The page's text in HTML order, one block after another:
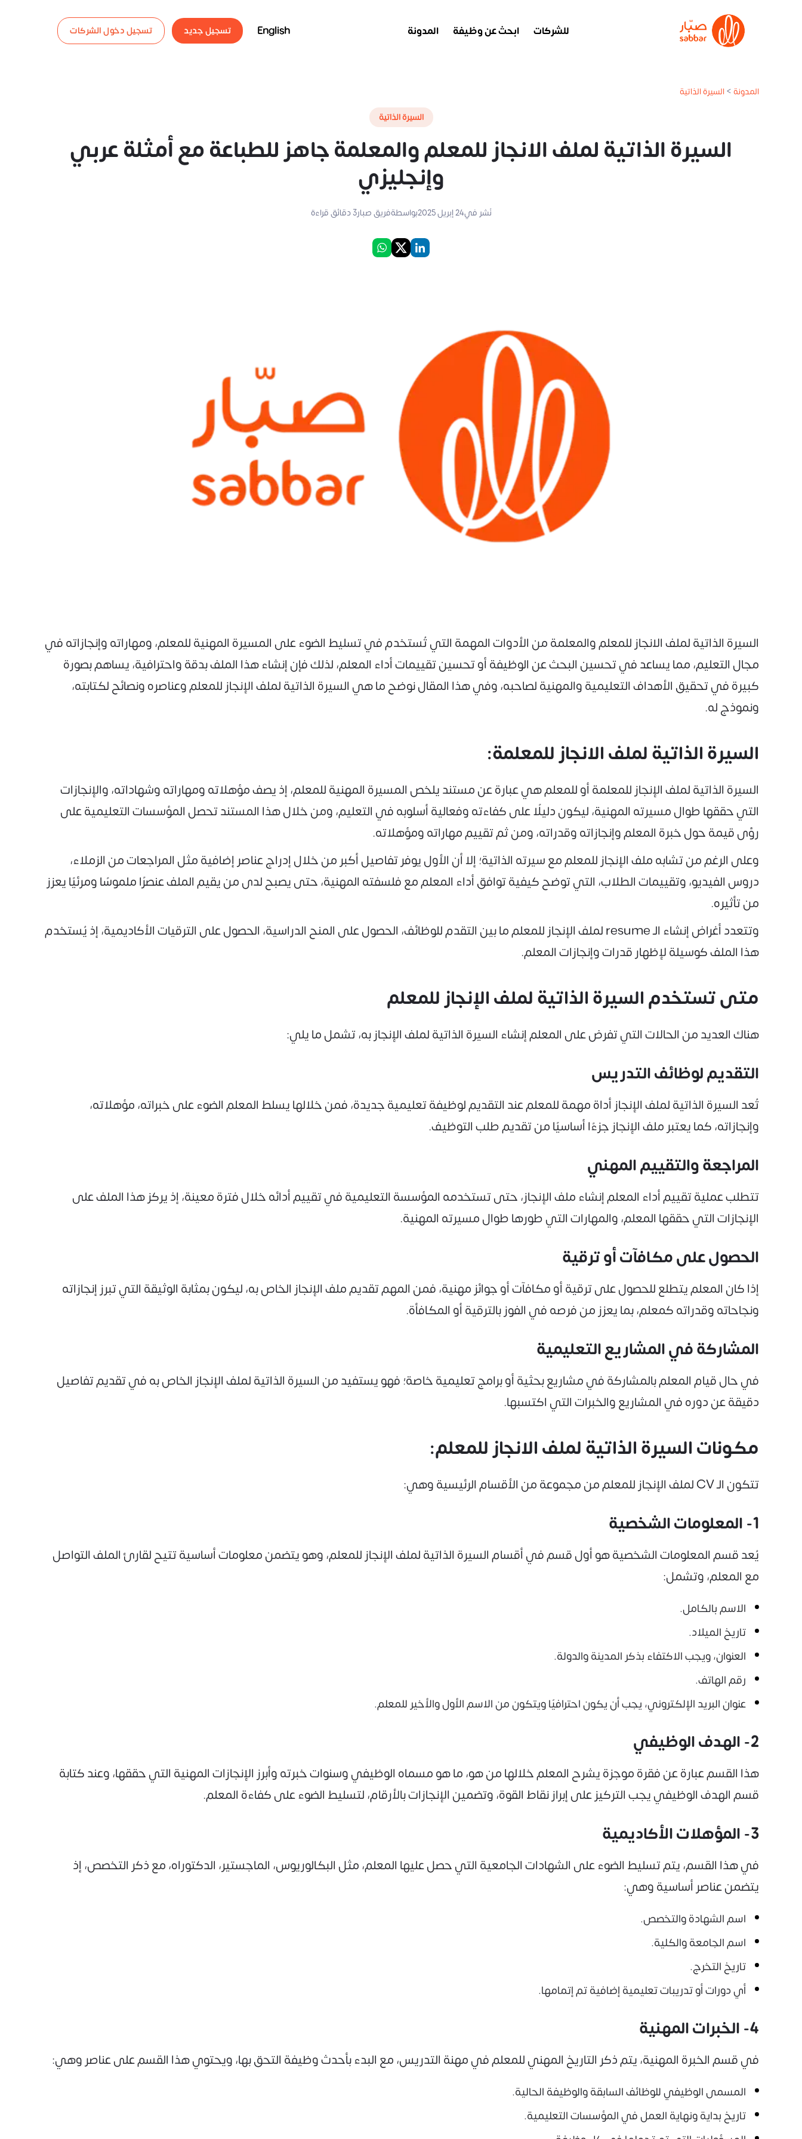
للشركات ابحث عن وظيفة المدونة English تسجيل جديد تسجيل دخول الشركات
المدونة>السيرة الذاتية
السيرة الذاتية
السيرة الذاتية لملف الانجاز للمعلم والمعلمة جاهز للطباعة مع أمثلة عربي
وإنجليزي
نُشر في24 إبريل 2025 بواسطةفريق صبار3دقائق قراءة
السيرة الذاتية لملف الانجاز للمعلم والمعلمة من الأدوات المهمة التي تُستخدم في تسليط الضوء على المسيرة المهنية للمعلم، ومهاراته وإنجازاته في
مجال التعليم، مما يساعد في تحسين البحث عن الوظيفة أو تحسين تقييمات أداء المعلم، لذلك فإن إنشاء هذا الملف بدقة واحترافية، يساهم بصورة
كبيرة في تحقيق الأهداف التعليمية والمهنية لصاحبه، وفي هذا المقال نوضح ما هي السيرة الذاتية لملف الإنجاز للمعلم وعناصره ونصائح لكتابته،
ونموذج له.
السيرة الذاتية لملف الانجاز للمعلمة:
السيرة الذاتية لملف الإنجاز للمعلمة أو للمعلم هي عبارة عن مستند يلخص المسيرة المهنية للمعلم، إذ يصف مؤهلاته ومهاراته وشهاداته، والإنجازات
التي حققها طوال مسيرته المهنية، ليكون دليلًا على كفاءته وفعالية أسلوبه في التعليم، ومن خلال هذا المستند تحصل المؤسسات التعليمية على
رؤى قيمة حول خبرة المعلم وإنجازاته وقدراته، ومن ثم تقييم مهاراته ومؤهلاته.
وعلى الرغم من تشابه ملف الإنجاز للمعلم مع سيرته الذاتية؛ إلا أن الأول يوفر تفاصيل أكبر من خلال إدراج عناصر إضافية مثل المراجعات من الزملاء،
دروس الفيديو، وتقييمات الطلاب، التي توضح كيفية توافق أداء المعلم مع فلسفته المهنية، حتى يصبح لدى من يقيم الملف عنصرًا ملموسًا ومرئيًا يعزز
من تأثيره.
وتتعدد أغراض إنشاء الـ resume لملف الإنجاز للمعلم ما بين التقدم للوظائف، الحصول على المنح الدراسية، الحصول على الترقيات الأكاديمية، إذ يُستخدم
هذا الملف كوسيلة لإظهار قدرات وإنجازات المعلم.
متى تستخدم السيرة الذاتية لملف الإنجاز للمعلم
هناك العديد من الحالات التي تفرض على المعلم إنشاء السيرة الذاتية لملف الإنجاز به، تشمل ما يلي:
التقديم لوظائف التدريس
تُعد السيرة الذاتية لملف الإنجاز أداة مهمة للمعلم عند التقديم لوظيفة تعليمية جديدة، فمن خلالها يسلط المعلم الضوء على خبراته، مؤهلاته،
وإنجازاته، كما يعتبر ملف الإنجاز جزءًا أساسيًا من تقديم طلب التوظيف.
المراجعة والتقييم المهني
تتطلب عملية تقييم أداء المعلم إنشاء ملف الإنجاز، حتى تستخدمه المؤسسة التعليمية في تقييم أدائه خلال فترة معينة، إذ يركز هذا الملف على
الإنجازات التي حققها المعلم، والمهارات التي طورها طوال مسيرته المهنية.
الحصول على مكافآت أو ترقية
إذا كان المعلم يتطلع للحصول على ترقية أو مكافآت أو جوائز مهنية، فمن المهم تقديم ملف الإنجاز الخاص به، ليكون بمثابة الوثيقة التي تبرز إنجازاته
ونجاحاته وقدراته كمعلم، بما يعزز من فرصه في الفوز بالترقية أو المكافأة.
المشاركة في المشاريع التعليمية
في حال قيام المعلم بالمشاركة في مشاريع بحثية أو برامج تعليمية خاصة؛ فهو يستفيد من السيرة الذاتية لملف الإنجاز الخاص به في تقديم تفاصيل
دقيقة عن دوره في المشاريع والخبرات التي اكتسبها.
مكونات السيرة الذاتية لملف الانجاز للمعلم:
تتكون الـ CV لملف الإنجاز للمعلم من مجموعة من الأقسام الرئيسية وهي:
1- المعلومات الشخصية
يُعد قسم المعلومات الشخصية هو أول قسم في أقسام السيرة الذاتية لملف الإنجاز للمعلم، وهو يتضمن معلومات أساسية تتيح لقارئ الملف التواصل
مع المعلم، وتشمل:
الاسم بالكامل.
تاريخ الميلاد.
العنوان، ويجب الاكتفاء بذكر المدينة والدولة.
رقم الهاتف.
عنوان البريد الإلكتروني، يجب أن يكون احترافيًا ويتكون من الاسم الأول والأخير للمعلم.
2- الهدف الوظيفي
هذا القسم عبارة عن فقرة موجزة يشرح المعلم خلالها من هو، ما هو مسماه الوظيفي وسنوات خبرته وأبرز الإنجازات المهنية التي حققها، وعند كتابة
قسم الهدف الوظيفي يجب التركيز على إبراز نقاط القوة، وتضمين الإنجازات بالأرقام، لتسليط الضوء على كفاءة المعلم.
3- المؤهلات الأكاديمية
في هذا القسم، يتم تسليط الضوء على الشهادات الجامعية التي حصل عليها المعلم، مثل البكالوريوس، الماجستير، الدكتوراه، مع ذكر التخصص، إذ
يتضمن عناصر أساسية وهي:
اسم الشهادة والتخصص.
اسم الجامعة والكلية.
تاريخ التخرج.
أي دورات أو تدريبات تعليمية إضافية تم إتمامها.
4- الخبرات المهنية
في قسم الخبرة المهنية، يتم ذكر التاريخ المهني للمعلم في مهنة التدريس، مع البدء بأحدث وظيفة التحق بها، ويحتوي هذا القسم على عناصر وهي:
المسمى الوظيفي للوظائف السابقة والوظيفة الحالية.
تاريخ بداية ونهاية العمل في المؤسسات التعليمية.